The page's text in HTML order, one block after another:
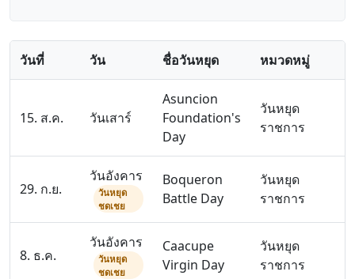
วันที่ วัน ชื่อวันหยุด หมวดหมู่
15. ส.ค. วันเสาร์
Asuncion
Foundation's
Day
วันหยุด
ราชการ
29. ก.ย.
วันอังคาร
วันหยุด
ชดเชย
Boqueron
Battle Day
วันหยุด
ราชการ
8. ธ.ค.
วันอังคาร
วันหยุด
ชดเชย
Caacupe
Virgin Day
วันหยุด
ราชการ